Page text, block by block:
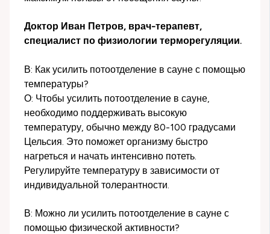
Доктор Иван Петров, врач-терапевт,
специалист по физиологии терморегуляции.
В: Как усилить потоотделение в сауне с помощью
температуры?
О: Чтобы усилить потоотделение в сауне,
необходимо поддерживать высокую
температуру, обычно между 80-100 градусами
Цельсия. Это поможет организму быстро
нагреться и начать интенсивно потеть.
Регулируйте температуру в зависимости от
индивидуальной толерантности.
В: Можно ли усилить потоотделение в сауне с
помощью физической активности?